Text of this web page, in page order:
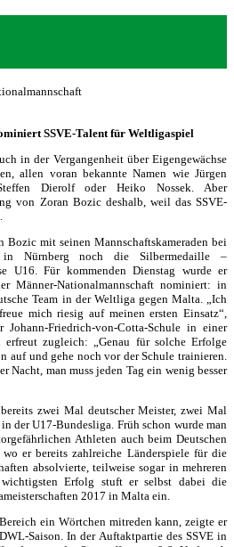
SSVE-Talent für Weltligaspiel
in der Vergangenheit über Eigengewächse
allen voran bekannte Namen wie Jürgen
Dierolf oder Heiko Nossek. Aber
von Zoran Bozic deshalb, weil das SSVE-
Bozic mit seinen Mannschaftskameraden bei
in Nürnberg noch die Silbermedaille –
U16. Für kommenden Dienstag wurde er
Männer-Nationalmannschaft nominiert: in
Team in der Weltliga gegen Malta. „Ich
mich riesig auf meinen ersten Einsatz“,
Friedrich-von-Cotta-Schule in einer
erfreut zugleich: „Genau für solche Erfolge
auf und gehe noch vor der Schule trainieren.
Nacht, man muss jeden Tag ein wenig besser
zwei Mal deutscher Meister, zwei Mal
der U17-Bundesliga. Früh schon wurde man
Athleten auch beim Deutschen
wo er bereits zahlreiche Länderspiele für die
absolvierte, teilweise sogar in mehreren
Erfolg stuft er selbst dabei die
2017 in Malta ein.
ein Wörtchen mitreden kann, zeigte er
Saison. In der Auftaktpartie des SSVE in